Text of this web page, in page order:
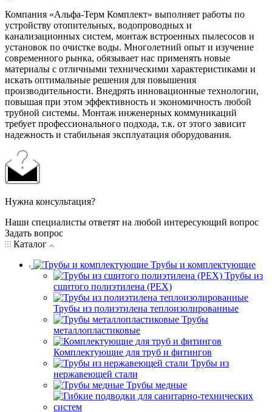
Компания «Альфа-Терм Комплект» выполняет работы по
устройству отопительных, водопроводных и
канализационных систем, монтаж встроенных пылесосов и
установок по очистке воды. Многолетний опыт и изучение
современного рынка, обязывает нас применять новые
материалы с отличными техническими характеристиками и
искать оптимальные решения для повышения
производительности. Внедрять инновационные технологии,
повышая при этом эффективность и экономичность любой
трубной системы. Монтаж инженерных коммуникаций
требует профессионального подхода, т.к. от этого зависит
надежность и стабильная эксплуатация оборудования.
Нужна консультация?
Наши специалисты ответят на любой интересующий вопрос
Задать вопрос
Каталог
Трубы и комплектующие
Трубы из
сшитого полиэтилена (PEX)
Трубы из полиэтилена теплоизолированные
Трубы
металлопластиковые
Комплектующие для труб и фитингов
Трубы из
нержавеющей стали
Трубы медные